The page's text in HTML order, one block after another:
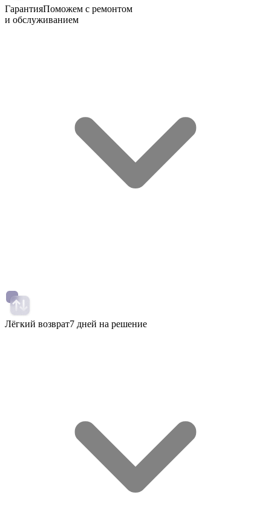
ГарантияПоможем с ремонтом
и обслуживанием
Лёгкий возврат7 дней на решение